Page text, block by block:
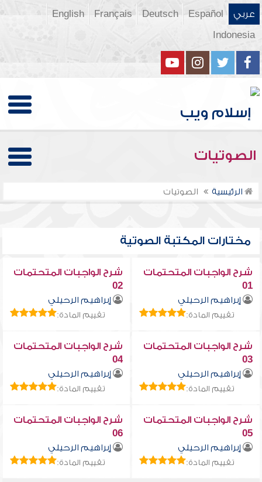
عربي Español
Deutsch
Français
English
Indonesia
الصوتيات
الرئيسية الصوتيات
مختارات المكتبة الصوتية
شرح الواجبات المتحتمات
01
إبراهيم الرحيلي
تقييم المادة:
شرح الواجبات المتحتمات
02
إبراهيم الرحيلي
تقييم المادة:
شرح الواجبات المتحتمات
03
إبراهيم الرحيلي
تقييم المادة:
شرح الواجبات المتحتمات
04
إبراهيم الرحيلي
تقييم المادة:
شرح الواجبات المتحتمات
05
إبراهيم الرحيلي
تقييم المادة:
شرح الواجبات المتحتمات
06
إبراهيم الرحيلي
تقييم المادة: